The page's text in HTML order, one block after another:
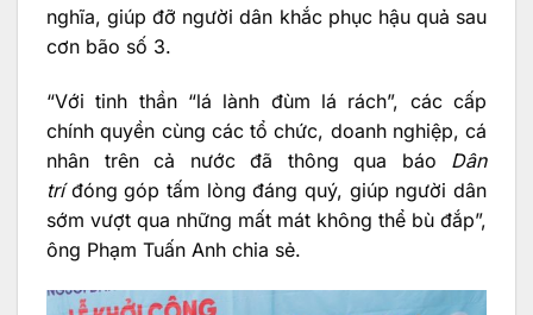
nghĩa, giúp đỡ người dân khắc phục hậu quả sau
cơn bão số 3.
“Với tinh thần “lá lành đùm lá rách”, các cấp
chính quyền cùng các tổ chức, doanh nghiệp, cá
nhân trên cả nước đã thông qua báo Dân
tríđóng góp tấm lòng đáng quý, giúp người dân
sớm vượt qua những mất mát không thể bù đắp”,
ông Phạm Tuấn Anh chia sẻ.